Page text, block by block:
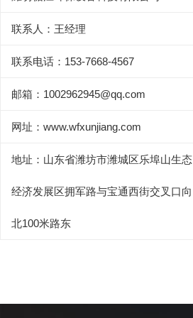
联系人：王经理
联系电话：153-7668-4567
邮箱：1002962945@qq.com
网址：www.wfxunjiang.com
地址：山东省潍坊市潍城区乐埠山生态
经济发展区拥军路与宝通西街交叉口向
北100米路东